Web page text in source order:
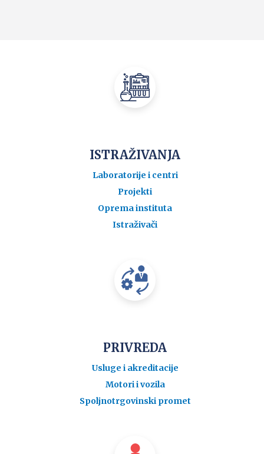
ISTRAŽIVANJA
Laboratorije i centri
Projekti
Oprema instituta
Istraživači
PRIVREDA
Usluge i akreditacije
Motori i vozila
Spoljnotrgovinski promet